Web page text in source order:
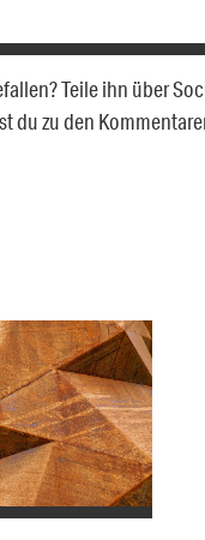
Teile ihn über
du zu den